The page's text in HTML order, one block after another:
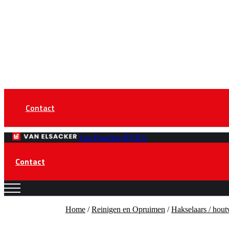
Contact
Van Elsacker BVBA
Contact
Home /Reinigen en Opruimen /Hakselaars /